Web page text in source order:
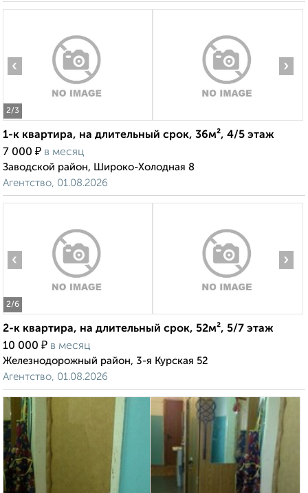
2/3
‹ ›
1-к квартира, на длительный срок, 36м², 4/5 этаж
7 000 ₽ в месяц
Заводской район, Широко-Холодная 8
Агентство, 01.08.2026
2/6
‹ ›
2-к квартира, на длительный срок, 52м², 5/7 этаж
10 000 ₽ в месяц
Железнодорожный район, 3-я Курская 52
Агентство, 01.08.2026